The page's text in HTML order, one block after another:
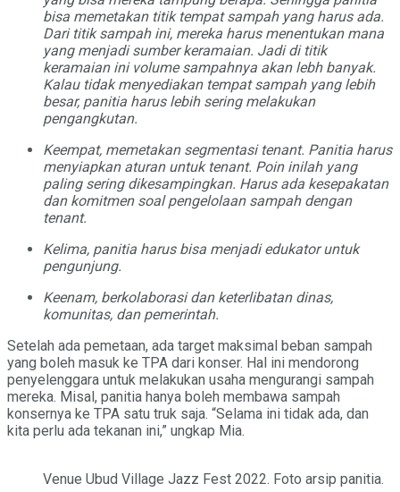
bisa memetakan titik tempat sampah yang harus ada.
Dari titik sampah ini, mereka harus menentukan mana
yang menjadi sumber keramaian. Jadi di titik
keramaian ini volume sampahnya akan lebh banyak.
Kalau tidak menyediakan tempat sampah yang lebih
besar, panitia harus lebih sering melakukan
pengangkutan.
Keempat, memetakan segmentasi tenant. Panitia harus
menyiapkan aturan untuk tenant. Poin inilah yang
paling sering dikesampingkan. Harus ada kesepakatan
dan komitmen soal pengelolaan sampah dengan
tenant.
Kelima, panitia harus bisa menjadi edukator untuk
pengunjung.
Keenam, berkolaborasi dan keterlibatan dinas,
komunitas, dan pemerintah.
Setelah ada pemetaan, ada target maksimal beban sampah
yang boleh masuk ke TPA dari konser. Hal ini mendorong
penyelenggara untuk melakukan usaha mengurangi sampah
mereka. Misal, panitia hanya boleh membawa sampah
konsernya ke TPA satu truk saja. “Selama ini tidak ada, dan
kita perlu ada tekanan ini,” ungkap Mia.
Venue Ubud Village Jazz Fest 2022. Foto arsip panitia.